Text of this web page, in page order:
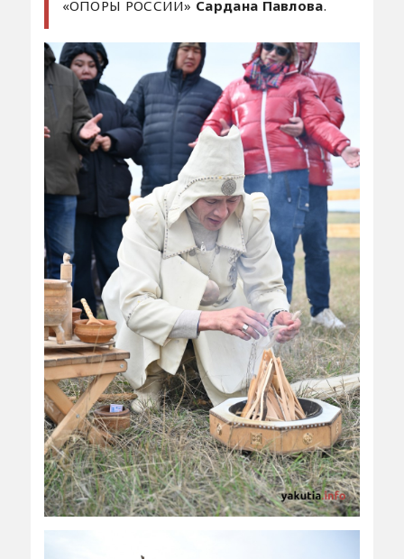
«ОПОРЫ РОССИИ» Сардана Павлова.